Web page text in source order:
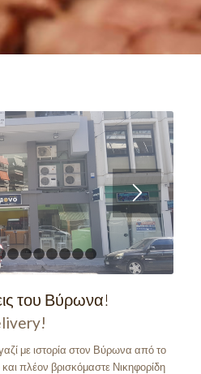
1 2 3 4 5 6 7 8 9 10 1112
του Βύρωνα!
με ιστορία στον Βύρωνα από το
πλέον βρισκόμαστε Νικηφορίδη